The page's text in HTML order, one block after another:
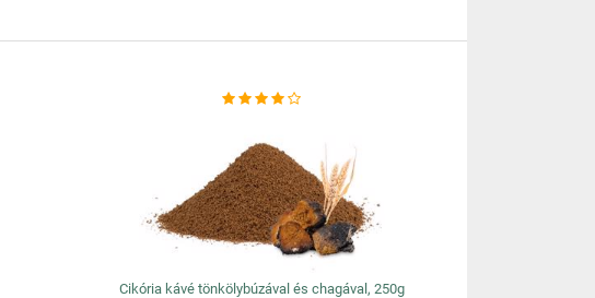
Cikória kávé tönkölybúzával és chagával, 250g